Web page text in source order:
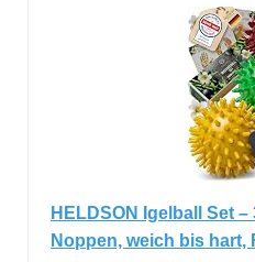
HELDSON Igelball Set
Noppen, weich bis hart,